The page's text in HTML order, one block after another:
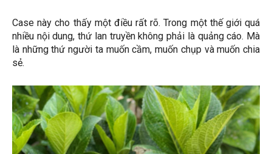
Case này cho thấy một điều rất rõ. Trong một thế giới quá
nhiều nội dung, thứ lan truyền không phải là quảng cáo. Mà
là những thứ người ta muốn cầm, muốn chụp và muốn chia
sẻ.